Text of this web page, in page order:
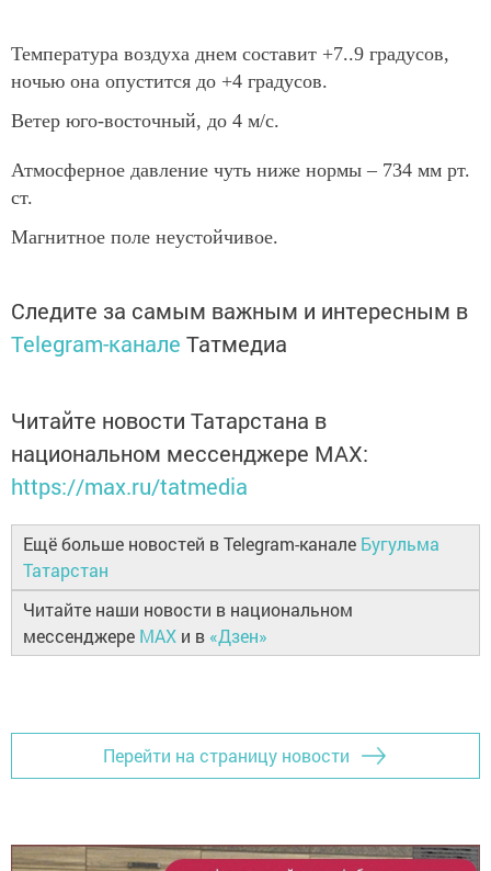
Температура воздуха днем составит +7..9 градусов,
ночью она опустится до +4 градусов.
Ветер юго-восточный, до 4 м/с.
Атмосферное давление чуть ниже нормы – 734 мм рт.
ст.
Магнитное поле неустойчивое.
Следите за самым важным и интересным в
Telegram-канале Татмедиа
Читайте новости Татарстана в
национальном мессенджере MАХ:
https://max.ru/tatmedia
Ещё больше новостей в Telegram-канале Бугульма
Татарстан
Читайте наши новости в национальном
мессенджере MAX и в «Дзен»
Перейти на страницу новости